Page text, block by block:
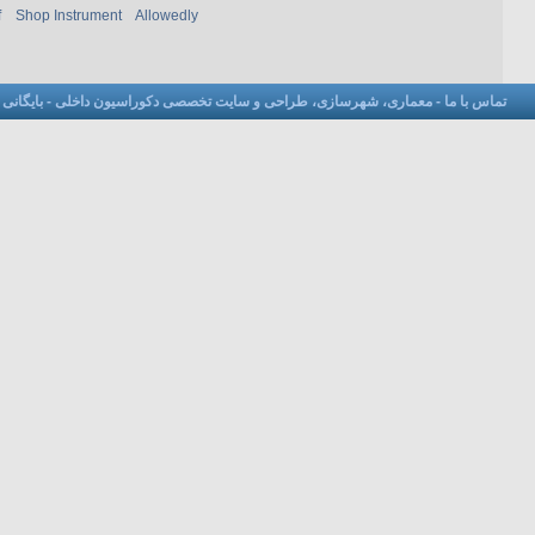
Shop Instrument Allowedly
تماس با ما - معماری، شهرسازی، طراحی و سایت تخصصی دکوراسیون داخلی - بایگانی